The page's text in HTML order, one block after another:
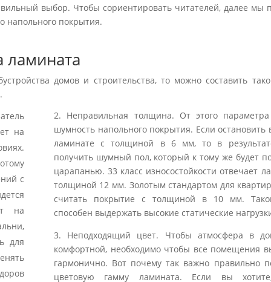
выбор. Чтобы сориентировать читателей, далее мы
напольного покрытия.
домов и строительства, то можно составить
на
с
на
для
2. Неправильная толщина. От этого параметра
шумность напольного покрытия. Если остановить
ламинате с толщиной в 6 мм, то в
получить шумный пол, который к тому же будет
царапанью. 33 класс износостойкости отвечает
толщиной 12 мм. Золотым стандартом для
считать покрытие с толщиной в 10 мм.
способен выдержать высокие статические
3. Неподходящий цвет. Чтобы атмосфера в
комфортной, необходимо чтобы все помещения
гармонично. Вот почему так важно правильно
цветовую гамму ламината. Если вы